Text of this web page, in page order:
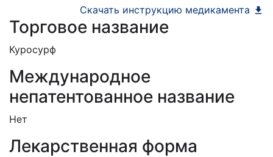
Скачать инструкцию медикамента
Торговое название
Куросурф
Международное
непатентованное название
Нет
Лекарственная форма